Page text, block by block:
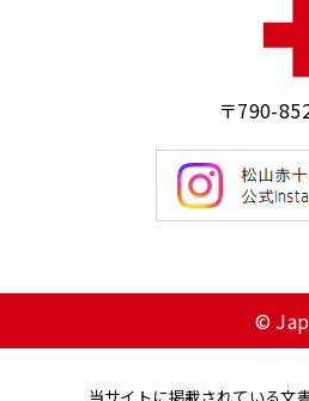
〒790-
©